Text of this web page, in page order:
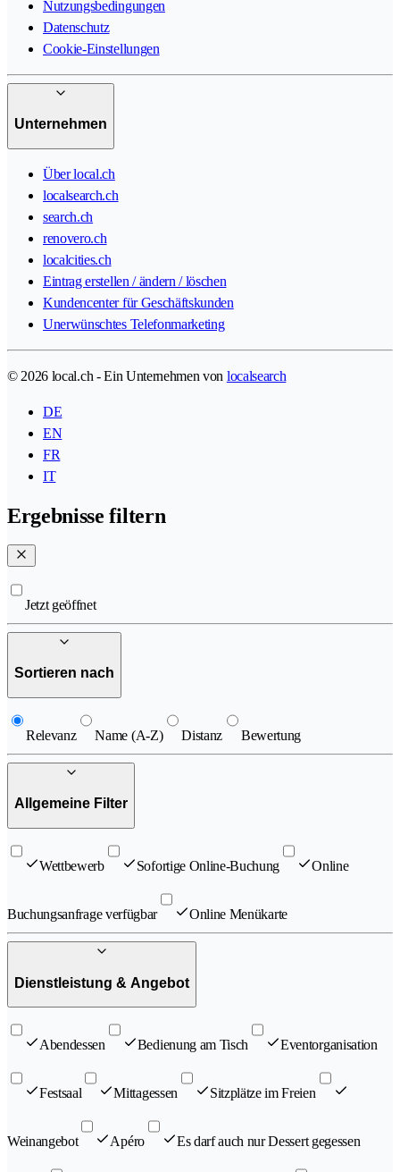
Nutzungsbedingungen
Datenschutz
Cookie-Einstellungen
Unternehmen
Über local.ch
localsearch.ch
search.ch
renovero.ch
localcities.ch
Eintrag erstellen / ändern / löschen
Kundencenter für Geschäftskunden
Unerwünschtes Telefonmarketing
© 2026 local.ch - Ein Unternehmen von localsearch
DE
EN
FR
IT
Ergebnisse filtern
Jetzt geöffnet
Sortieren nach
Relevanz Name (A-Z) Distanz Bewertung
Allgemeine Filter
Wettbewerb Sofortige Online-Buchung Online
Buchungsanfrage verfügbar Online Menükarte
Dienstleistung & Angebot
Abendessen Bedienung am Tisch Eventorganisation
Festsaal Mittagessen Sitzplätze im Freien
Weinangebot Apéro Es darf auch nur Dessert gegessen